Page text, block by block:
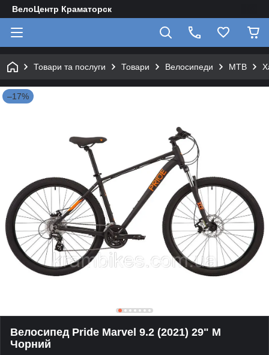
ВелоЦентр Краматорск
Товари та послуги Товари Велосипеди MTB
–17%
Велосипед Pride Marvel 9.2 (2021) 29" M
Чорний